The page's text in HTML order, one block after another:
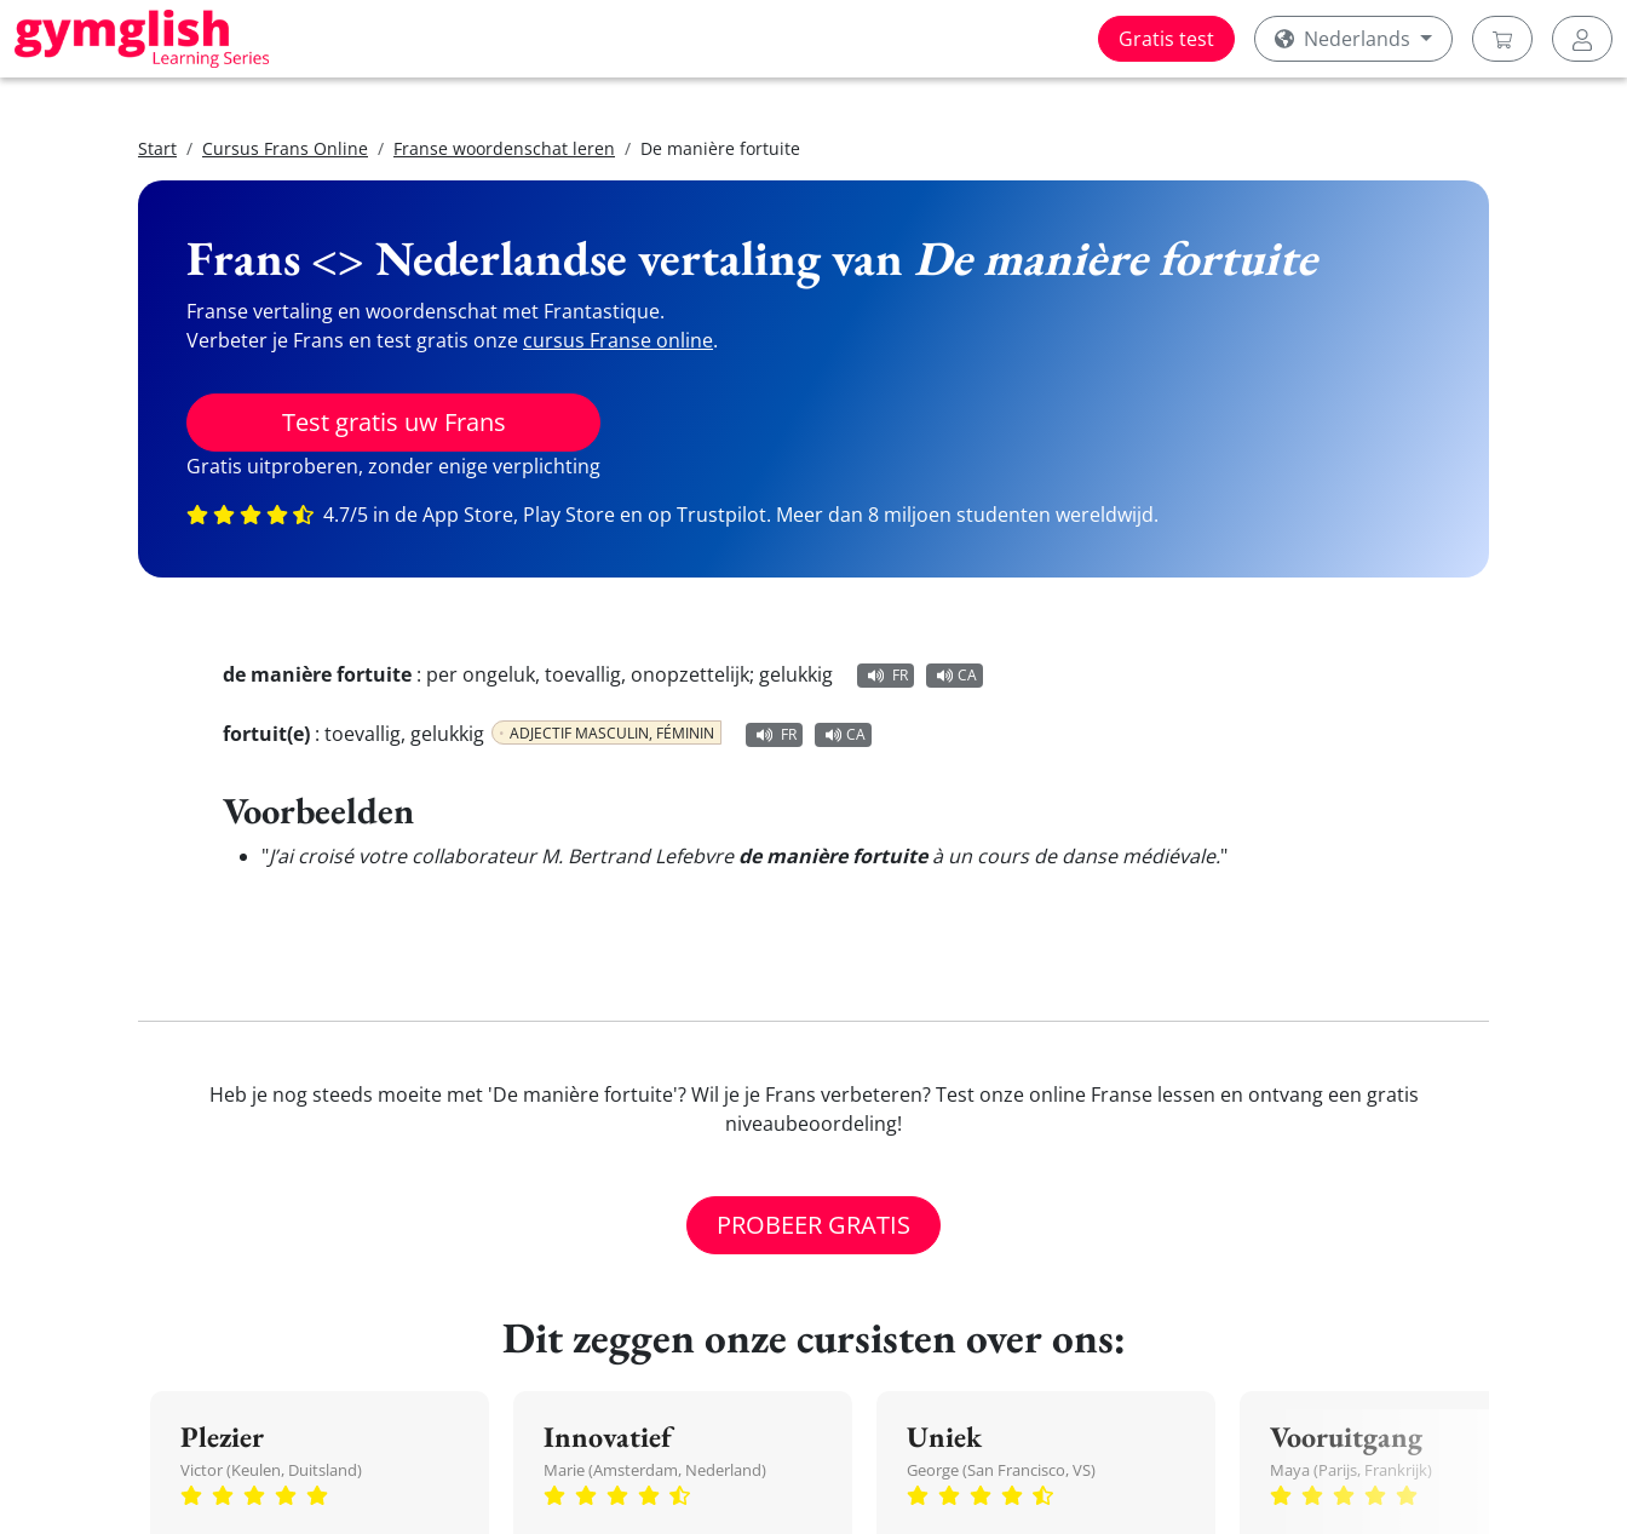
Gratis test Nederlands
Start Cursus Frans Online Franse woordenschat leren De manière fortuite
Frans <> Nederlandse vertaling vanDe manière fortuite
Franse vertaling en woordenschat met Frantastique.
Verbeter je Frans en test gratis onze cursus Franse online.
Test gratis uw Frans
Gratis uitproberen, zonder enige verplichting
4.7/5 in de App Store, Play Store en op Trustpilot. Meer dan 8 miljoen studenten wereldwijd.
de manière fortuite : per ongeluk, toevallig, onopzettelijk; gelukkig FR CA
fortuit(e) : toevallig, gelukkig ADJECTIF MASCULIN, FÉMININ FR CA
Voorbeelden
"J’ai croisé votre collaborateur M. Bertrand Lefebvrede manière fortuiteà un cours de danse médiévale."
Heb je nog steeds moeite met 'De manière fortuite'? Wil je je Frans verbeteren? Test onze online Franse lessen en ontvang een gratis
niveaubeoordeling!
PROBEER GRATIS
Dit zeggen onze cursisten over ons:
Plezier
Victor (Keulen, Duitsland)
Innovatief
Marie (Amsterdam, Nederland)
Uniek
George (San Francisco, VS)
Vooruitgang
Maya (Parijs, Frankrijk)